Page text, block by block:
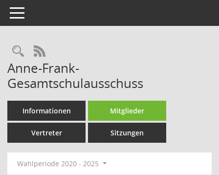
Toggle navigation
Rechercheauswahl
RSS-Feed
Anne-Frank-
Gesamtschulausschuss
Informationen Mitglieder
Vertreter Sitzungen
Wahlperiode 2020 - 2025